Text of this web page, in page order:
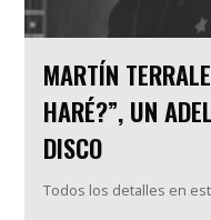
MARTÍN
HARÉ?”, UN
DISCO
Todos los detalles en